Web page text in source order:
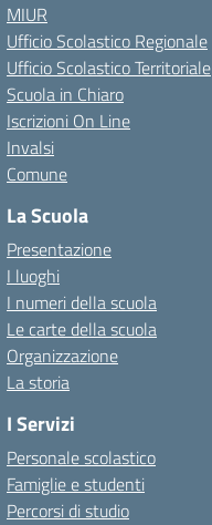
MIUR
Ufficio Scolastico Regionale
Ufficio Scolastico Territoriale
Scuola in Chiaro
Iscrizioni On Line
Invalsi
Comune
La Scuola
Presentazione
I luoghi
I numeri della scuola
Le carte della scuola
Organizzazione
La storia
I Servizi
Personale scolastico
Famiglie e studenti
Percorsi di studio